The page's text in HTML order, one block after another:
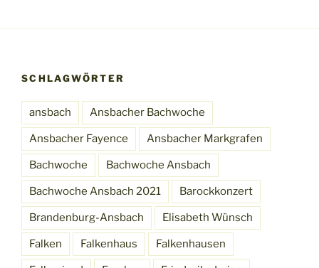
SCHLAGWÖRTER
ansbach Ansbacher Bachwoche
Ansbacher Fayence Ansbacher Markgrafen
Bachwoche Bachwoche Ansbach
Bachwoche Ansbach 2021 Barockkonzert
Brandenburg-Ansbach Elisabeth Wünsch
Falken Falkenhaus Falkenhausen